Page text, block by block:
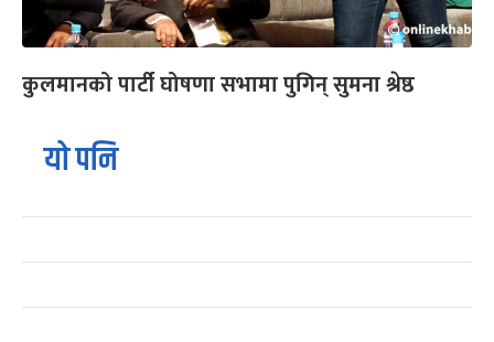
कुलमानको पार्टी घोषणा सभामा पुगिन् सुमना श्रेष्ठ
यो पनि